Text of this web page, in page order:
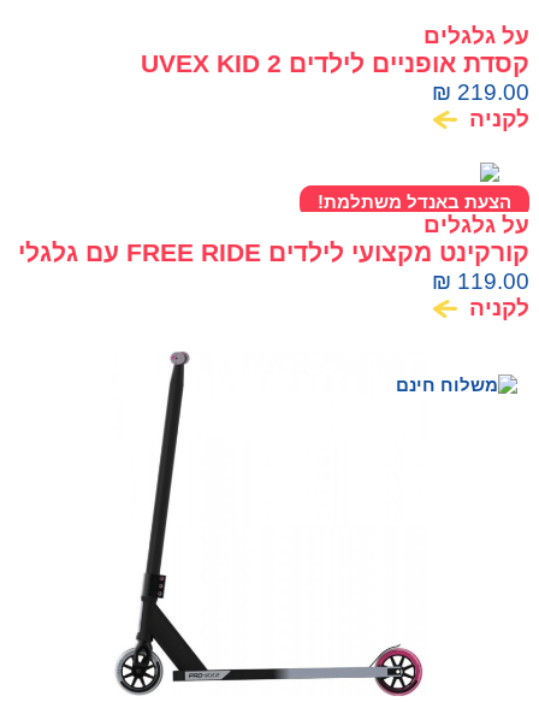
על גלגלים
קסדת אופניים לילדים UVEX KID 2
₪ 219.00
לקניה
הצעת באנדל משתלמת!
על גלגלים
קורקינט מקצועי לילדים FREE RIDE עם גלגלי
120 מ"מ
₪ 119.00
לקניה